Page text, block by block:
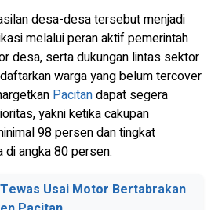
desa-desa tersebut menjadi
melalui peran aktif pemerintah
desa, serta dukungan lintas sektor
warga yang belum tercover
Pacitandapat segera
yakni ketika cakupan
98 persen dan tingkat
angka 80 persen.
Usai Motor Bertabrakan